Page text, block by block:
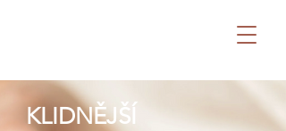
KLIDNĚJŠÍ